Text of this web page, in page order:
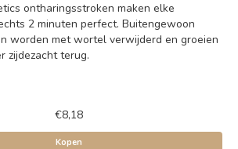
ontharingsstroken maken elke
2 minuten perfect. Buitengewoon
worden met wortel verwijderd en groeien
zijdezacht terug.
€8,18
Kopen